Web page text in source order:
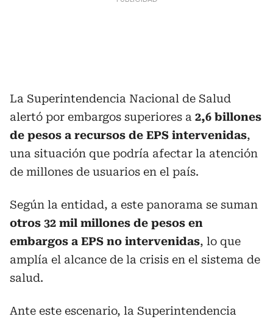
La Superintendencia Nacional de Salud
alertó por embargos superiores a 2,6 billones
de pesos a recursos de EPS intervenidas,
una situación que podría afectar la atención
de millones de usuarios en el país.
Según la entidad, a este panorama se suman
otros 32 mil millones de pesos en
embargos a EPS no intervenidas, lo que
amplía el alcance de la crisis en el sistema de
salud.
Ante este escenario, la Superintendencia